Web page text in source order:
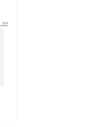
>>